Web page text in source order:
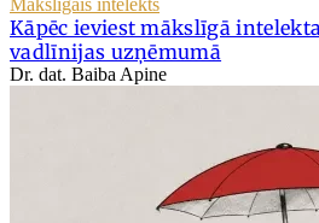
Kāpēc ieviest mākslīgā
vadlīnijas uzņēmumā
Dr. dat. Baiba Apine